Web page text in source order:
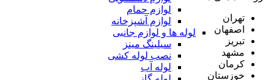
لوازم حمام
لوازم آشپزخانه
لوله ها و لوازم جانبی
سیلینگ مینز
نصب لوله کشی
لوله آب
تهران
اصفهان
تبریز
مشهد
کرمان
خوزستان